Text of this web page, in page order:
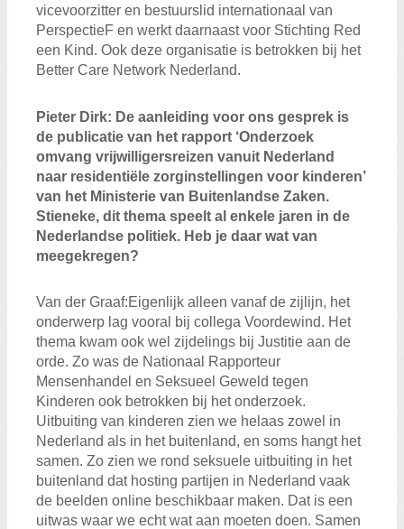
vicevoorzitter en bestuurslid internationaal van
PerspectieF en werktdaarnaast voor Stichting Red
een Kind. Ook deze organisatie is betrokken bij het
Better Care Network Nederland.
Pieter Dirk: De aanleiding voor ons gesprek is
de publicatie van het rapport ‘Onderzoek
omvang vrijwilligersreizen vanuit Nederland
naar residentiële zorginstellingen voor kinderen’
van het Ministerie van Buitenlandse Zaken.
Stieneke, dit thema speelt al enkele jaren in de
Nederlandse politiek. Heb je daar wat van
meegekregen?
Van der Graaf:Eigenlijk alleen vanafde zijlijn, het
onderwerp lag vooral bij collega Voordewind. Het
thema kwam ook wel zijdelings bij Justitie aan de
orde. Zo was de Nationaal Rapporteur
Mensenhandel en Seksueel Geweld tegen
Kinderen ook betrokken bij het onderzoek.
Uitbuiting van kinderen zien we helaas zowel in
Nederland als in het buitenland, en soms hangt het
samen. Zo zien we rond seksuele uitbuiting in het
buitenland dat hosting partijen in Nederland vaak
de beelden online beschikbaar maken. Dat is een
uitwas waar we echt wat aan moeten doen. Samen